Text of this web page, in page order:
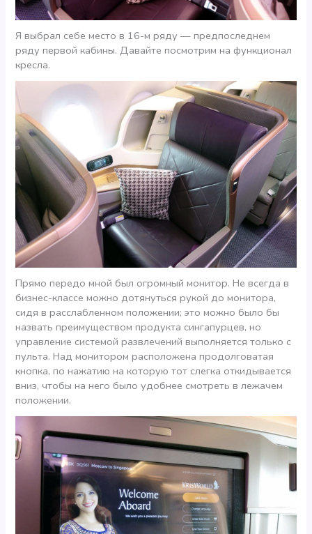
Я выбрал себе место в 16-м ряду — предпоследнем
ряду первой кабины. Давайте посмотрим на функционал
кресла.
Прямо передо мной был огромный монитор. Не всегда в
бизнес-классе можно дотянуться рукой до монитора,
сидя в расслабленном положении; это можно было бы
назвать преимуществом продукта сингапурцев, но
управление системой развлечений выполняется только с
пульта. Над монитором расположена продолговатая
кнопка, по нажатию на которую тот слегка откидывается
вниз, чтобы на него было удобнее смотреть в лежачем
положении.